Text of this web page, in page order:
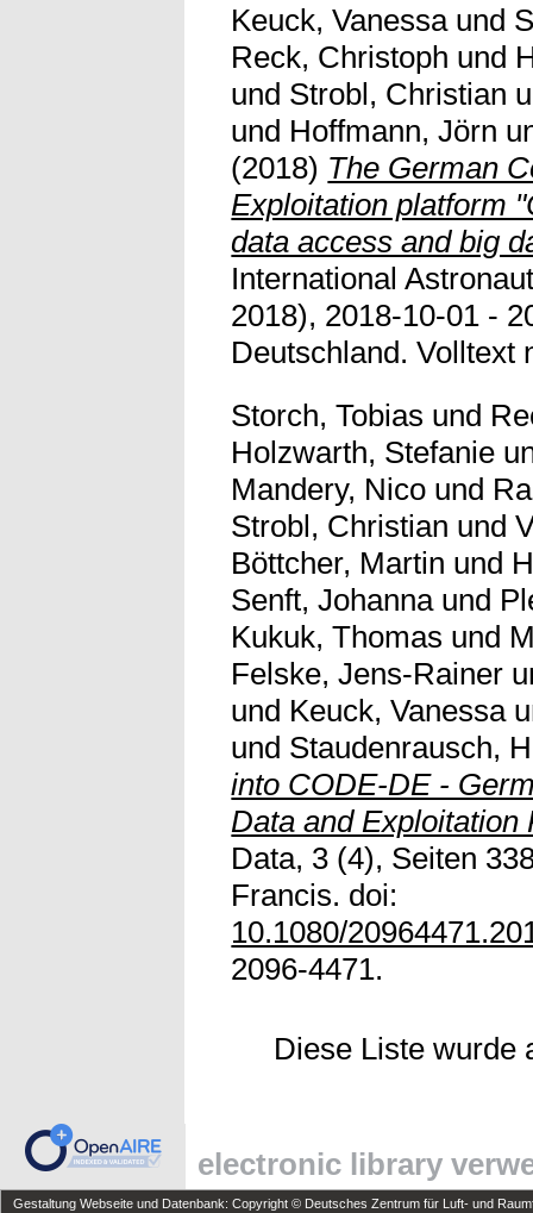
Keuck, Vanessaund
Reck, Christoph und
und Strobl, Christian
und Hoffmann, Jörn
(2018) The German
Exploitation platform
data access and big
International
2018), 2018-10-01 -
Deutschland. Volltext
Storch, Tobias und
Holzwarth, Stefanie
Mandery, Nico und
Strobl, Christian und
Böttcher, Martin und
Senft, Johannaund
Kukuk, Thomas und
Felske, Jens-Rainer
und Keuck, Vanessa
und Staudenrausch,
into CODE-DE -
Data and Exploitation
Data, 3 (4), Seiten
Francis. doi:
10.1080/
2096-4471.
Diese Liste wurde
electronic library
Gestaltung Webseite und Datenbank: Copyright © Deutsches Zentrum für Luft- und